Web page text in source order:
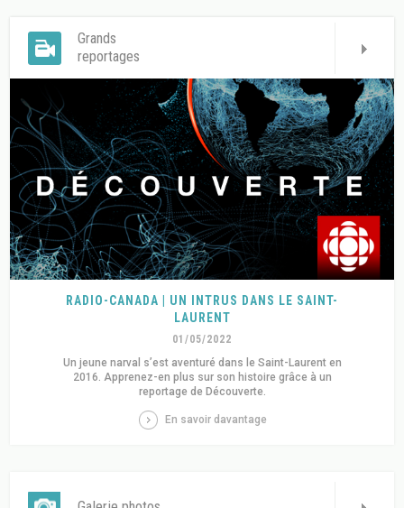
Grands
reportages
RADIO-CANADA | UN INTRUS DANS LE SAINT-
LAURENT
01/05/2022
Un jeune narval s’est aventuré dans le Saint-Laurent en
2016. Apprenez-en plus sur son histoire grâce à un
reportage de Découverte.
En savoir davantage